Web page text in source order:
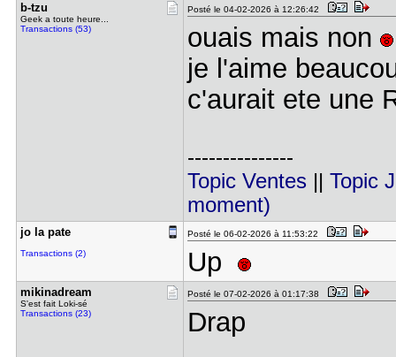
b-tzu
Geek a toute heure...
Transactions (53)
Posté le 04-02-2026 à 12:26:42
ouais mais non
je l'aime
c'aurait ete une
---------------
Topic Ventes|| Topic
moment)
jo la pate
Transactions (2)
Posté le 06-02-2026 à 11:53:22
Up
mikinadrea​m
S'est fait Loki-sé
Transactions (23)
Posté le 07-02-2026 à 01:17:38
Drap